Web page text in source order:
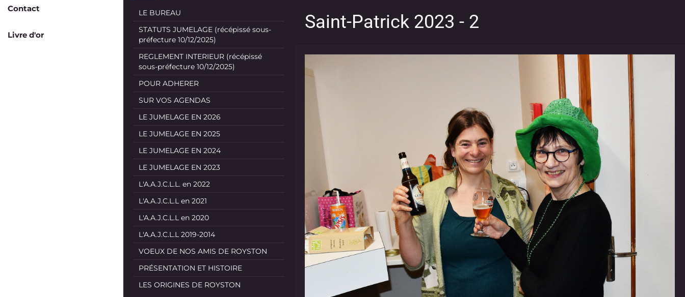
Contact
Livre d'or
Saint-Patrick 2023 - 2
LE BUREAU
STATUTS JUMELAGE (récépissé sous-
préfecture 10/12/2025)
REGLEMENT INTERIEUR (récépissé
sous-préfecture 10/12/2025)
POUR ADHERER
SUR VOS AGENDAS
LE JUMELAGE EN 2026
LE JUMELAGE EN 2025
LE JUMELAGE EN 2024
LE JUMELAGE EN 2023
L'A.A.J.C.L.L. en 2022
L'A.A.J.C.L.L en 2021
L'A.A.J.C.L.L en 2020
L'A.A.J.C.L.L 2019-2014
VOEUX DE NOS AMIS DE ROYSTON
PRÉSENTATION ET HISTOIRE
LES ORIGINES DE ROYSTON